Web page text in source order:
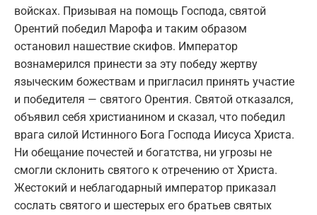
войсках. Призывая на помощь Господа, святой
Орентий победил Марофа и таким образом
остановил нашествие скифов. Император
вознамерился принести за эту победу жертву
языческим божествам и пригласил принять участие
и победителя — святого Орентия. Святой отказался,
объявил себя христианином и сказал, что победил
врага силой Истинного Бога Господа Иисуса Христа.
Ни обещание почестей и богатства, ни угрозы не
смогли склонить святого к отречению от Христа.
Жестокий и неблагодарный император приказал
сослать святого и шестерых его братьев святых